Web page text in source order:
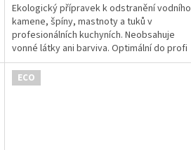
z
5
hvězdiček.
Ekologický přípravek k odstranění vodního
kamene, špíny, mastnoty a tuků v
profesionálních kuchyních. Neobsahuje
vonné látky ani barviva. Optimální do profi
gastro provozů....
ECO